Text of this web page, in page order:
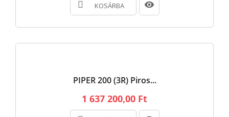
KOSÁRBA
PIPER 200 (3R) Piros...
1 637 200,00 Ft